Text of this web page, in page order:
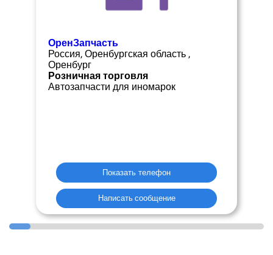
ОренЗапчасть
Россия, Оренбургская область ,
Оренбург
Розничная торговля
Автозапчасти для иномарок
Показать телефон
Написать сообщение